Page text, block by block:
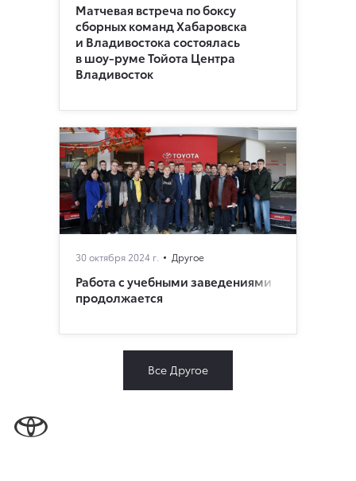
Матчевая встреча по боксу
сборных команд Хабаровска
и Владивостока состоялась
в шоу-руме Тойота Центра
Владивосток
30 октября 2024 г. Другое
Работа с учебными заведениями
продолжается
Все Другое